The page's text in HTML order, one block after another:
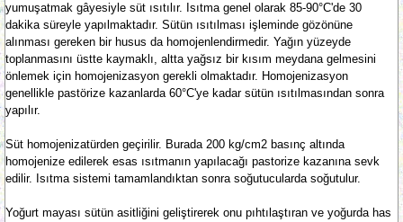
yumuşatmak gâyesiyle süt ısıtılır. Isıtma genel olarak 85-90°C'de 30
dakika süreyle yapılmaktadır. Sütün ısıtılması işleminde gözönüne
alınması gereken bir husus da homojenlendirmedir. Yağın yüzeyde
toplanmasını üstte kaymaklı, altta yağsız bir kısım meydana gelmesini
önlemek için homojenizasyon gerekli olmaktadır. Homojenizasyon
genellikle pastörize kazanlarda 60°C'ye kadar sütün ısıtılmasından sonra
yapılır.
Süt homojenizatürden geçirilir. Burada 200 kg/cm2 basınç altında
homojenize edilerek esas ısıtmanın yapılacağı pastorize kazanına sevk
edilir. Isıtma sistemi tamamlandıktan sonra soğutucularda soğutulur.
Yoğurt mayası sütün asitliğini geliştirerek onu pıhtılaştıran ve yoğurda has